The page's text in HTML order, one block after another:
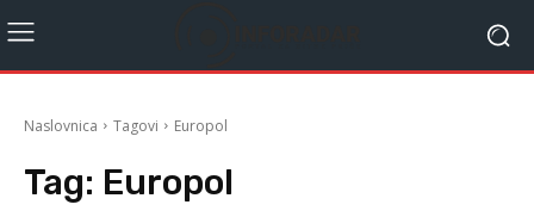
Naslovnica Tagovi Europol
Tag: Europol